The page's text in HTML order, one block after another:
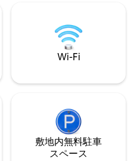
son
se
balcón
gran cama
un
de dos
Una de
lounge area *
garage (included
heating
perfect for
oven, microwave,
Extra linens and
Professionally
AltaHomes * Self check-in via smartlock.
* Flexible check-
standard hours. *
Wi-Fi
敷地内無料駐⁠車
ス⁠ペ⁠ー⁠ス